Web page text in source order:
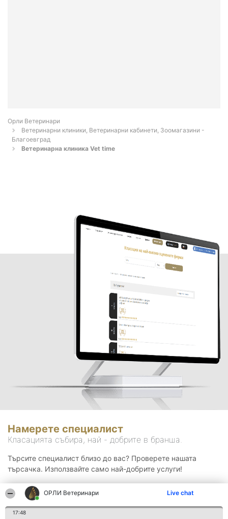
ОРЛИ Ветеринари Live chat
17:48
Орли Ветеринари
Ветеринарни клиники, Ветеринарни кабинети, Зоомагазини -
Благоевград
Ветеринарна клиника Vet time
Намерете специалист
Класацията събира, най - добрите в бранша.
Търсите специалист близо до вас? Проверете нашата
търсачка. Използвайте само най-добрите услуги!